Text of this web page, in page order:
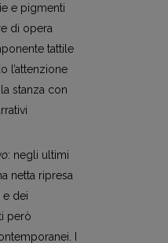
e pigmenti
di opera
tattile
l’attenzione
stanza con
: negli ultimi
netta ripresa
e dei
però
I